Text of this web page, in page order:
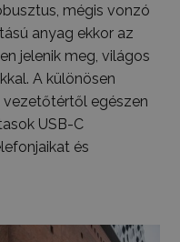
mégis vonzó
anyag ekkor az
jelenik meg, világos
A különösen
egészen
USB-C
és